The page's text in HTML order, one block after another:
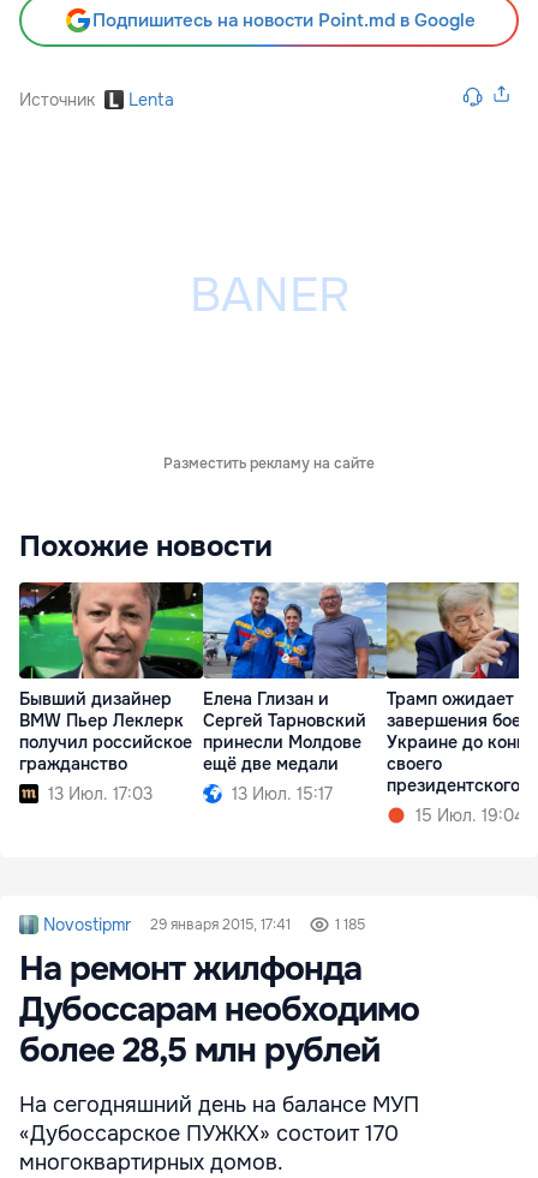
Подпишитесь на новости Point.md в Google
Источник Lenta
Разместить рекламу на сайте
Похожие новости
Бывший дизайнер
BMW Пьер Леклерк
получил российское
гражданство
13 Июл. 17:03
Елена Глизан и
Сергей Тарновский
принесли Молдове
ещё две медали
13 Июл. 15:17
Трамп ожидает
завершения боев
Украине до конца
своего
президентского
срока15 Июл. 19:04
Novostipmr 29 января 2015, 17:41 1 185
На ремонт жилфонда
Дубоссарам необходимо
более 28,5 млн рублей
На сегодняшний день на балансе МУП
«Дубоссарское ПУЖКХ» состоит 170
многоквартирных домов.